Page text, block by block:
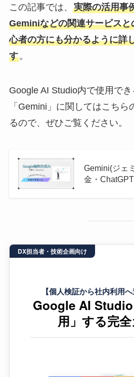
この記事では、 実際の活用事
Geminiなどの関連サービスと
心者の方にも分かるように詳
す。
Google AI Studio内で使用で
「Gemini」に関してはこち
るので、ぜひご覧ください。
Gemini(ジェ
金・
DX担当者・技術企画向け
【個人検証から社内利用
Google AI
用」する完